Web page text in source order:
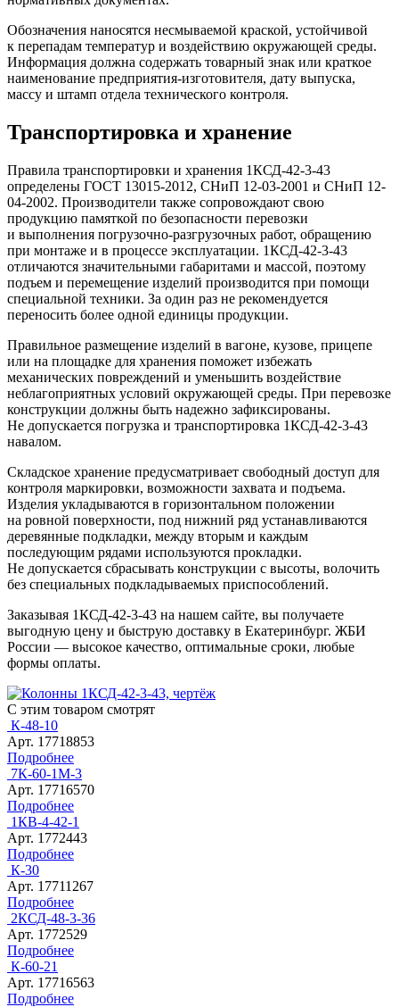
Обозначения наносятся несмываемой краской, устойчивой
к перепадам температур и воздействию окружающей среды.
Информация должна содержать товарный знак или краткое
наименование предприятия-изготовителя, дату выпуска,
массу и штамп отдела технического контроля.
Транспортировка и хранение
Правила транспортировки и хранения 1КСД-42-3-43
определены ГОСТ 13015-2012, СНиП 12-03-2001 и СНиП 12-
04-2002. Производители также сопровождают свою
продукцию памяткой по безопасности перевозки
и выполнения погрузочно-разгрузочных работ, обращению
при монтаже и в процессе эксплуатации. 1КСД-42-3-43
отличаются значительными габаритами и массой, поэтому
подъем и перемещение изделий производится при помощи
специальной техники. За один раз не рекомендуется
переносить более одной единицы продукции.
Правильное размещение изделий в вагоне, кузове, прицепе
или на площадке для хранения поможет избежать
механических повреждений и уменьшить воздействие
неблагоприятных условий окружающей среды. При перевозке
конструкции должны быть надежно зафиксированы.
Не допускается погрузка и транспортировка 1КСД-42-3-43
навалом.
Складское хранение предусматривает свободный доступ для
контроля маркировки, возможности захвата и подъема.
Изделия укладываются в горизонтальном положении
на ровной поверхности, под нижний ряд устанавливаются
деревянные подкладки, между вторым и каждым
последующим рядами используются прокладки.
Не допускается сбрасывать конструкции с высоты, волочить
без специальных подкладываемых приспособлений.
Заказывая 1КСД-42-3-43 на нашем сайте, вы получаете
выгодную цену и быструю доставку в Екатеринбург. ЖБИ
России — высокое качество, оптимальные сроки, любые
формы оплаты.
С этим товаром смотрят
К-48-10
Арт. 17718853
Подробнее
7К-60-1М-3
Арт. 17716570
Подробнее
1КВ-4-42-1
Арт. 1772443
Подробнее
К-30
Арт. 17711267
Подробнее
2КСД-48-3-36
Арт. 1772529
Подробнее
К-60-21
Арт. 17716563
Подробнее